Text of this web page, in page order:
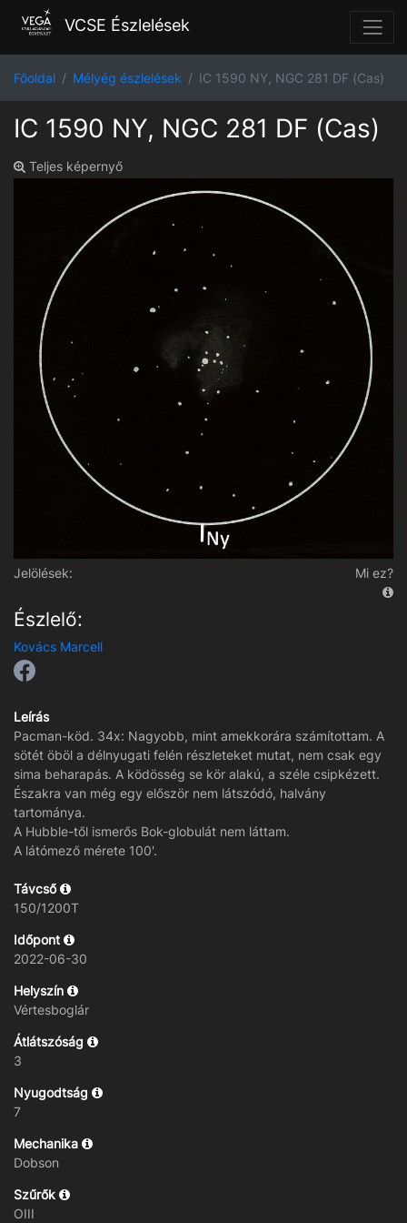
VCSE Észlelések
Főoldal Mélyég észlelések IC 1590 NY, NGC 281 DF (Cas)
IC 1590 NY, NGC 281 DF (Cas)
Teljes képernyő
Jelölések: Mi ez?
Észlelő:
Kovács Marcell
Leírás
Pacman-köd. 34x: Nagyobb, mint amekkorára számítottam. A
sötét öböl a délnyugati felén részleteket mutat, nem csak egy
sima beharapás. A ködösség se kör alakú, a széle csipkézett.
Északra van még egy először nem látszódó, halvány
tartománya.
A Hubble-től ismerős Bok-globulát nem láttam.
A látómező mérete 100'.
Távcső
150/1200T
Időpont
2022-06-30
Helyszín
Vértesboglár
Átlátszóság
3
Nyugodtság
7
Mechanika
Dobson
Szűrők
OIII